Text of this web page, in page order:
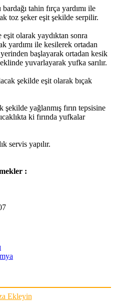
tahin fırça yardımı ile
toz şeker eşit şekilde serpilir.
olarak yaydıktan sonra
yardımı ile kesilerek ortadan
başlayarak ortadan kesik
yuvarlayarak yufka sarılır.
şekilde eşit olarak bıçak
şekilde yağlanmış fırın tepsisine
ki fırında yufkalar
servis yapılır.
:
Ekleyin